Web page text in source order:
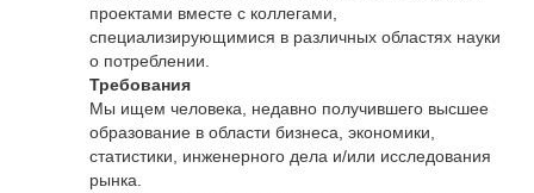
проектами вместе с коллегами,
специализирующимися в различных областях науки
о потреблении.
Требования
Мы ищем человека, недавно получившего высшее
образование в области бизнеса, экономики,
статистики, инженерного дела и/или исследования
рынка.